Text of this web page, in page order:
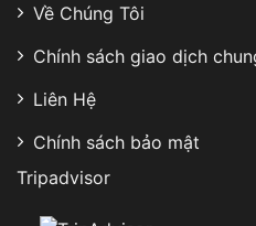
Về Chúng Tôi
Chính sách giao dịch
Liên Hệ
Chính sách bảo mật
Tripadvisor